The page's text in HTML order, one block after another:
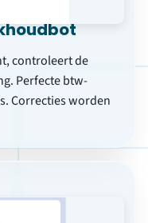
van het
aan het einde van
Met jortt
Realtime